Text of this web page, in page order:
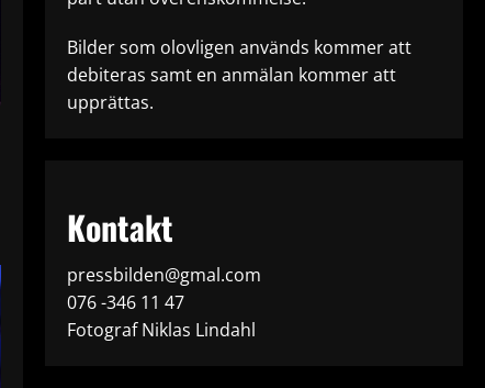
Bilder som olovligen används kommer att
debiteras samt en anmälan kommer att
upprättas.
Kontakt
pressbilden@gmal.com
076 -346 11 47
Fotograf Niklas Lindahl